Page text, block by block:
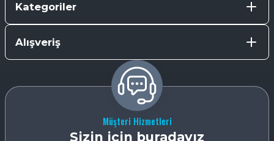
Kategoriler
Alışveriş
Müşteri Hizmetleri
Sizin için buradayız